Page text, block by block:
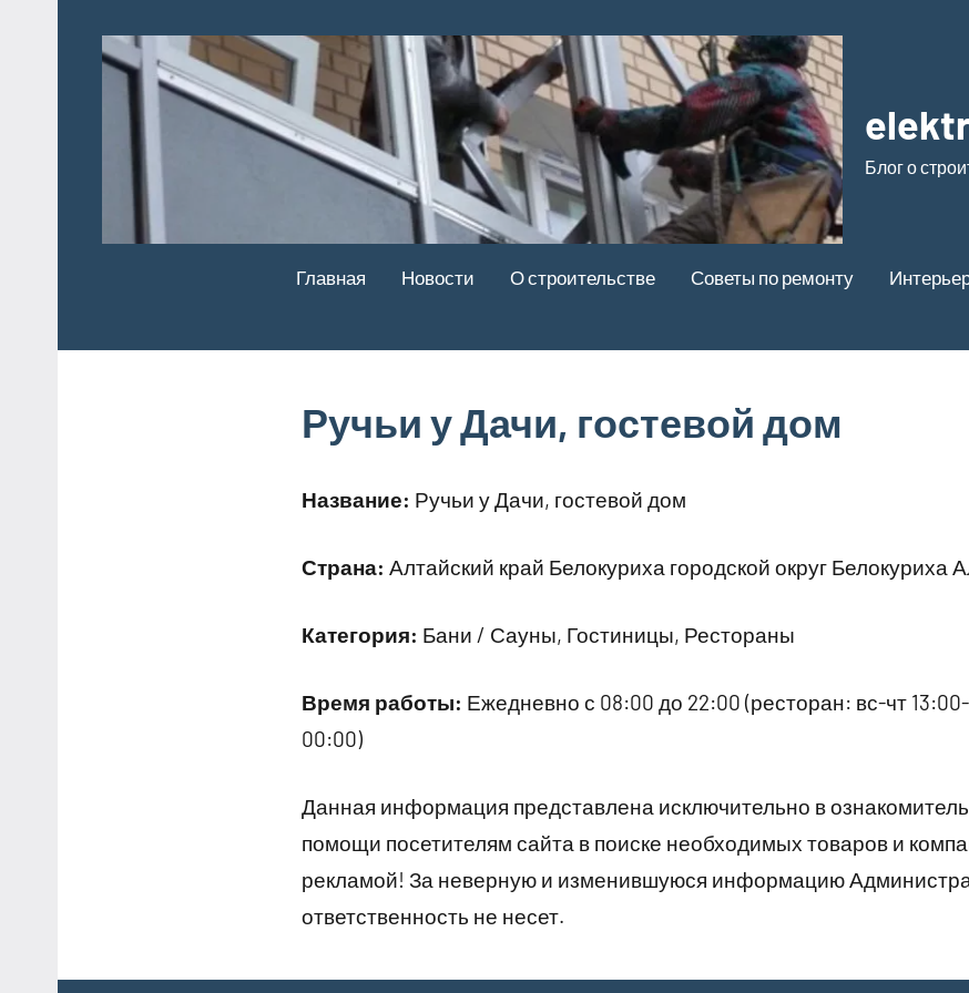
содержимому
Блог о
Главная Новости О строительстве Советы по ремонту
Ручьи у Дачи, гостевой дом
Название: Ручьи у Дачи, гостевой дом
Страна: Алтайский край Белокуриха городской округ Белокуриха
Категория: Бани / Сауны, Гостиницы, Рестораны
Время работы: Ежедневно с 08:00 до 22:00 (ресторан: вс-чт
00:00)
Данная информация представлена исключительно в
помощи посетителям сайта в поиске необходимых товаров и
рекламой! За неверную и изменившуюся информацию
ответственность не несет.